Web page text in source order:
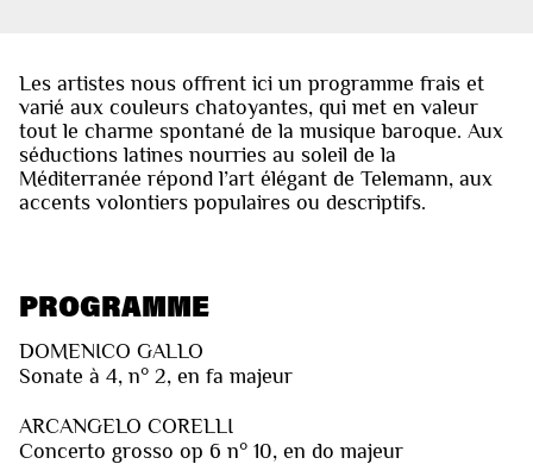
Les artistes nous offrent ici un programme frais et
varié aux couleurs chatoyantes, qui met en valeur
tout le charme spontané de la musique baroque. Aux
séductions latines nourries au soleil de la
Méditerranée répond l’art élégant de Telemann, aux
accents volontiers populaires ou descriptifs.
PROGRAMME
DOMENICO GALLO
Sonate à 4, n° 2, en fa majeur
ARCANGELO CORELLI
Concerto grosso op 6 n° 10, en do majeur